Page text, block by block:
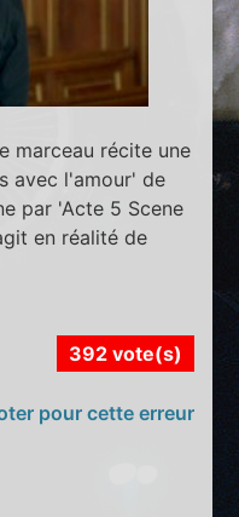
marceau récite une
avec l'amour' de
par 'Acte 5 Scene
en réalité de
392 vote(s)
pour cette erreur